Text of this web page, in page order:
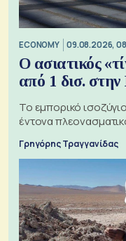
ECONOMY 09.08.2026,
Ο ασιατικός
από 1 δισ.
Το εμπορικό
έντονα
Γρηγόρης Τραγγανίδας